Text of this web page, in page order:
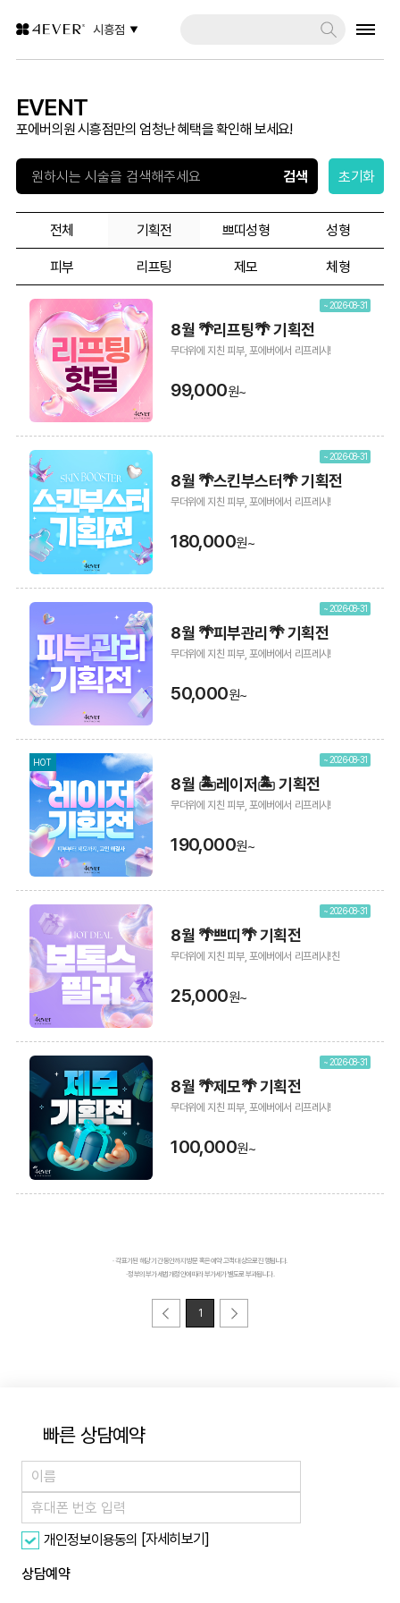
시흥점
EVENT
포에버의원 시흥점만의 엄청난 혜택을 확인해 보세요!
초기화
전체 기획전 쁘띠성형 성형
피부 리프팅 제모 체형
8월 🌴리프팅🌴 기획전
무더위에 지친 피부, 포에버에서 리프레시!
~ 2026-08-31
99,000원~
8월 🌴스킨부스터🌴 기획전
무더위에 지친 피부, 포에버에서 리프레시!
~ 2026-08-31
180,000원~
8월 🌴피부관리🌴 기획전
무더위에 지친 피부, 포에버에서 리프레시!
~ 2026-08-31
50,000원~
HOT
8월 🏝️레이저🏝️ 기획전
무더위에 지친 피부, 포에버에서 리프레시!
~ 2026-08-31
190,000원~
8월 🌴쁘띠🌴 기획전
무더위에 지친 피부, 포에버에서 리프레시!친
~ 2026-08-31
25,000원~
8월 🌴제모🌴 기획전
무더위에 지친 피부, 포에버에서 리프레시!
~ 2026-08-31
100,000원~
· 각 표기된 해당 기간 동안까지 방문 혹은 예약 고객 대상으로 진행됩니다.
· 정부의 부가세법 개정안에 따라 부가세가 별도로 부과됩니다.
1
빠른 상담예약
개인정보이용동의 [자세히보기]
상담예약